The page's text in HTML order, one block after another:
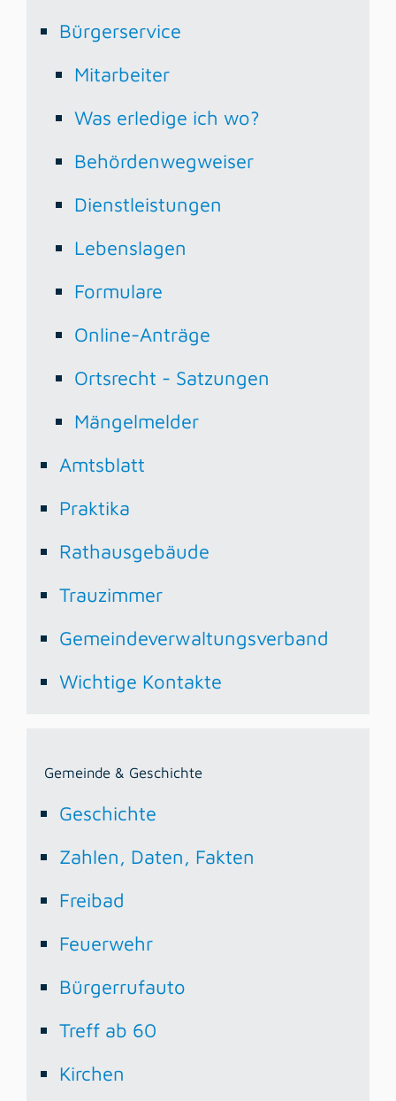
Bürgerservice
Mitarbeiter
Was erledige ich wo?
Behördenwegweiser
Dienstleistungen
Lebenslagen
Formulare
Online-Anträge
Ortsrecht - Satzungen
Mängelmelder
Amtsblatt
Praktika
Rathausgebäude
Trauzimmer
Gemeindeverwaltungsverband
Wichtige Kontakte
Gemeinde & Geschichte
Geschichte
Zahlen, Daten, Fakten
Freibad
Feuerwehr
Bürgerrufauto
Treff ab 60
Kirchen